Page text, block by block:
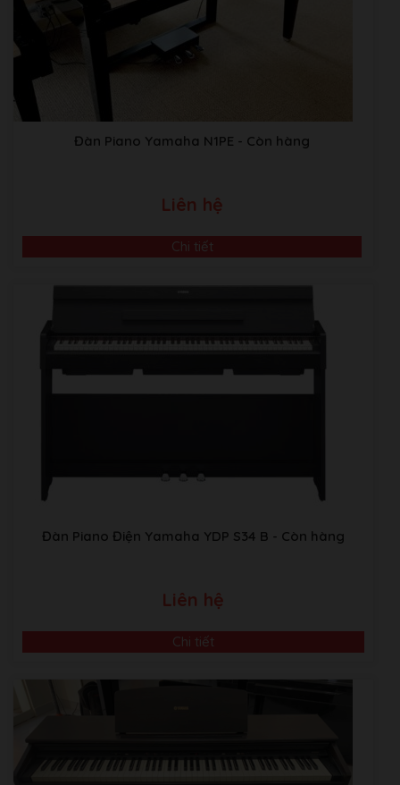
ABM music Building:Thôn TRẠI GẦN , xã SƠN ĐỒNG,
Huyện Hoài Đức, Hà Nội.
Kho Piano tại Japan:Sakaebashi, Sakai-Shi, Osaka, Nhật
Đàn Piano Yamaha N1PE - Còn hàng
Liên hệ
Chi tiết
Đàn Piano Điện Yamaha YDP S34 B - Còn hàng
Liên hệ
Chi tiết